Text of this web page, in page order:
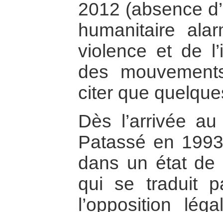
2012 (absence
humanitaire
violence et de
des
citer que
Dès l’arrivée
Patassé en
dans un état de
qui se traduit
l’opposition